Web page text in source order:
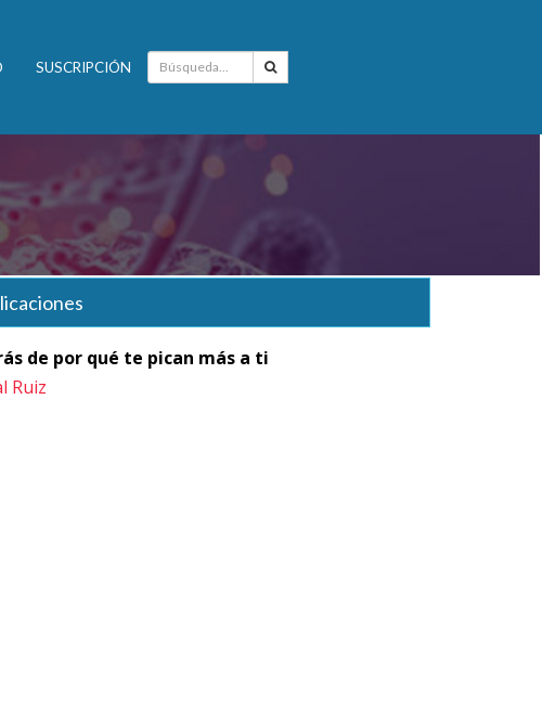
SUSCRIPCIÓN
de por qué te pican más a ti
Ruiz